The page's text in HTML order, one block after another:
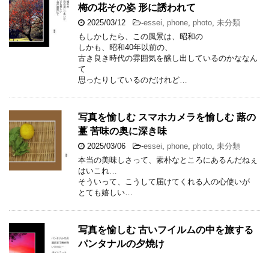
梅の花その姿 形に誘われて
2025/03/12 -essei phone photo 未分類
もしかしたら、この風景は、昭和の
しかも、昭和40年以前の、
古き良き時代の雰囲気を醸し出しているのかななん
て
思ったりしているのだけれど…
写真を愉しむ スマホカメラを愉しむ 蕗の
薹 苦味の奥に深き味
2025/03/06 -essei phone photo 未分類
本当の美味しさって、素朴なところにあるんだねぇ
はいこれ…
そういって、こうして届けてくれる人の心使いが
とても嬉しい…
写真を愉しむ 古いフイルムの中を旅する
パンタナルの夕焼け